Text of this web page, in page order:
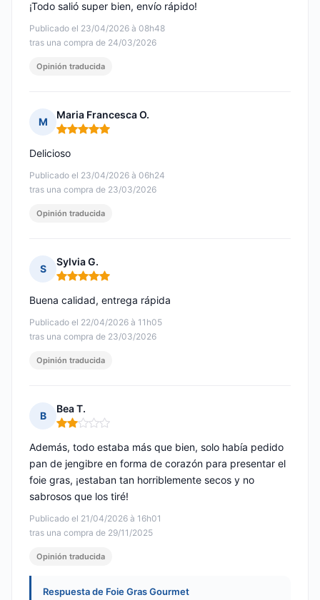
Publicado el 23/04/2026 à 08h48
tras una compra de 24/03/2026
¡Todo salió super bien, envío rápido!
Opinión traducida
M
Maria Francesca O.
Nota: 5 de 5
Publicado el 23/04/2026 à 06h24
tras una compra de 23/03/2026
Delicioso
Opinión traducida
S
Sylvia G.
Nota: 5 de 5
Publicado el 22/04/2026 à 11h05
tras una compra de 23/03/2026
Buena calidad, entrega rápida
Opinión traducida
B
Bea T.
Nota: 2 de 5
Publicado el 21/04/2026 à 16h01
tras una compra de 29/11/2025
Además, todo estaba más que bien, solo había pedido
pan de jengibre en forma de corazón para presentar el
foie gras, ¡estaban tan horriblemente secos y no
sabrosos que los tiré!
Opinión traducida
Respuesta de Foie Gras Gourmet